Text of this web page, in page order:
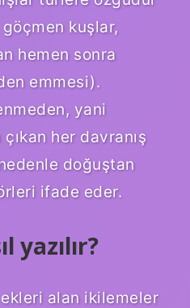
kuşlar,
hemen sonra
emmesi).
yani
her davranış
doğuştan
ifade eder.
yazılır?
alan ikilemeler